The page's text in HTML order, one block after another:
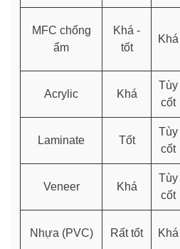
MFC chống
ẩm
Khá -
tốt
Khá
Acrylic Khá
Tùy
cốt
Laminate Tốt
Tùy
cốt
Veneer Khá
Tùy
cốt
Nhựa (PVC) Rất tốt Khá